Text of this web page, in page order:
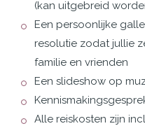
(kan uitgebreid
Een persoonlijke
resolutie zodat jullie
familie en vrienden
Een slideshow op
Alle reiskosten zijn